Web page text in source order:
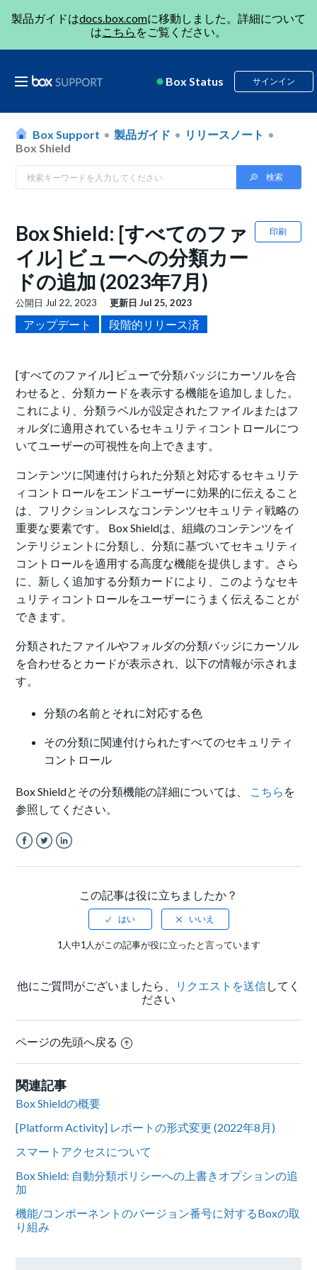
製品ガイドはdocs.box.comに移動しました。詳細について
はこちら をご覧ください。
Box Status サインイン
Box Support 製品ガイド
リリースノート
Box Shield
印刷
Box Shield: [すべてのファ
イル] ビューへの分類カー
ドの追加 (2023年7月)
公開日 Jul 22, 2023 更新日Jul 25, 2023
アップデート 段階的リリース済
[すべてのファイル] ビューで分類バッジにカーソルを合
わせると、分類カード を表示する機能を追加しました。
これにより、分類ラベルが設定されたファイルまたはフ
ォルダに適用されているセキュリティコントロールにつ
いてユーザーの可視性を向上できます。
コンテンツに関連付けられた分類と対応するセキュリテ
ィコントロールをエンドユーザーに効果的に伝えること
は、フリクションレスなコンテンツセキュリティ戦略の
重要な要素です。 Box Shieldは、組織のコンテンツをイ
ンテリジェントに分類し、分類に基づいてセキュリティ
コントロールを適用する高度な機能を提供します。さら
に、新しく追加する分類カードにより、このようなセキ
ュリティコントロールをユーザーにうまく伝えることが
できます。
分類されたファイルやフォルダの分類バッジにカーソル
を合わせるとカードが表示され、以下の情報が示されま
す。
分類の名前とそれに対応する色
その分類に関連付けられたすべてのセキュリティ
コントロール
Box Shieldとその分類機能の詳細については、 こちら を
参照してください。
この記事は役に立ちましたか？
1人中1人がこの記事が役に立ったと言っています
他にご質問がございましたら、 リクエストを送信してく
ださい
ページの先頭へ戻る
関連記事
Box Shieldの概要
[Platform Activity] レポートの形式変更 (2022年8月)
スマートアクセスについて
Box Shield: 自動分類ポリシーへの上書きオプションの追
加
機能/コンポーネントのバージョン番号に対するBoxの取
り組み